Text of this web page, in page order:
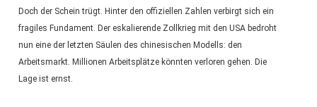
Doch der Schein trügt. Hinter den offiziellen Zahlen verbirgt sich ein
fragiles Fundament. Der eskalierende Zollkrieg mit den USA bedroht
nun eine der letzten Säulen des chinesischen Modells: den
Arbeitsmarkt. Millionen Arbeitsplätze könnten verloren gehen. Die
Lage ist ernst.